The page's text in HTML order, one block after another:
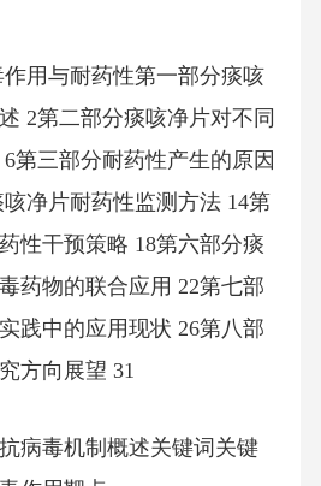
用与耐药性第一部分痰咳
2第二部分痰咳净片对不同
第三部分耐药性产生的原因
净片耐药性监测方法 14第
性干预策略 18第六部分痰
药物的联合应用 22第七部
践中的应用现状 26第八部
方向展望 31
病毒机制概述关键词关键